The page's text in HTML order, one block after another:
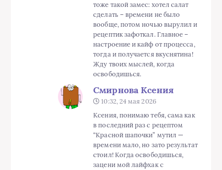
тоже такой замес: хотел салат
сделать – времени не было
вообще, потом ночью вырулил и
рецептик зафоткал. Главное –
настроение и кайф от процесса,
тогда и получается вкуснятина!
Жду твоих мыслей, когда
освободишься.
Смирнова Ксения
10:32, 24 мая 2026
Ксения, понимаю тебя, сама как
в последний раз с рецептом
“Красной шапочки” мутил —
времени мало, но зато результат
стоил! Когда освободишься,
зацени мой лайфхак с